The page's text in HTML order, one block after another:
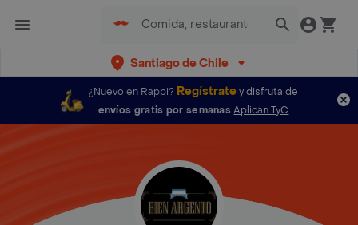
Santiago de Chile
¿Nuevo en Rappi? Regístratey disfruta de
envíos gratis por semanas Aplican TyC